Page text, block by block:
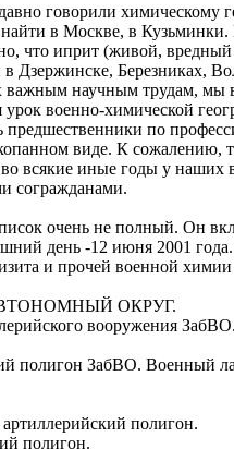
говорили химическому
в Москве, в Кузьминки.
что иприт (живой,
Дзержинске, Березниках,
научным трудам, мы
военно-химической
предшественники по
виде. К сожалению,
всякие иные годы у
согражданами.
очень не полный. Он
день -12 июня 2001
и прочей военной химии
ОКРУГ.
вооружения
полигон ЗабВО. Военный
полигон.
полигон.